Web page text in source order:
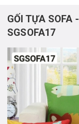
GỐI TỰA SOFA
SGSOFA17